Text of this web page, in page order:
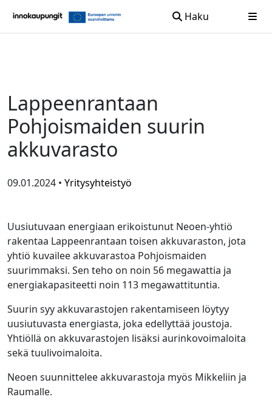
Haku
Lappeenrantaan
Pohjoismaiden suurin
akkuvarasto
09.01.2024 • Yritysyhteistyö
Uusiutuvaan energiaan erikoistunut Neoen-yhtiö
rakentaa Lappeenrantaan toisen akkuvaraston, jota
yhtiö kuvailee akkuvarastoa Pohjoismaiden
suurimmaksi. Sen teho on noin 56 megawattia ja
energiakapasiteetti noin 113 megawattituntia.
Suurin syy akkuvarastojen rakentamiseen löytyy
uusiutuvasta energiasta, joka edellyttää joustoja.
Yhtiöllä on akkuvarastojen lisäksi aurinkovoimaloita
sekä tuulivoimaloita.
Neoen suunnittelee akkuvarastoja myös Mikkeliin ja
Raumalle.